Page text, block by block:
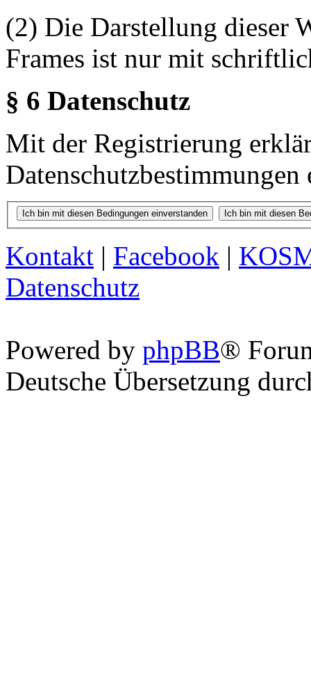
(2) Die Darstellung dieser
Frames ist nur mit
§ 6 Datenschutz
Mit der Registrierung
Datenschutzbestimmungen
Kontakt | Facebook |
Datenschutz
Powered by phpBB®
Deutsche Übersetzung